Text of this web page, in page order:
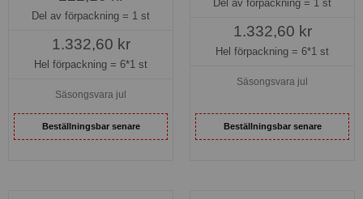
Del av förpackning = 1 st
1.332,60 kr
Hel förpackning = 6*1 st
Säsongsvara jul
Beställningsbar senare
Del av förpackning = 1 st
1.332,60 kr
Hel förpackning = 6*1 st
Säsongsvara jul
Beställningsbar senare